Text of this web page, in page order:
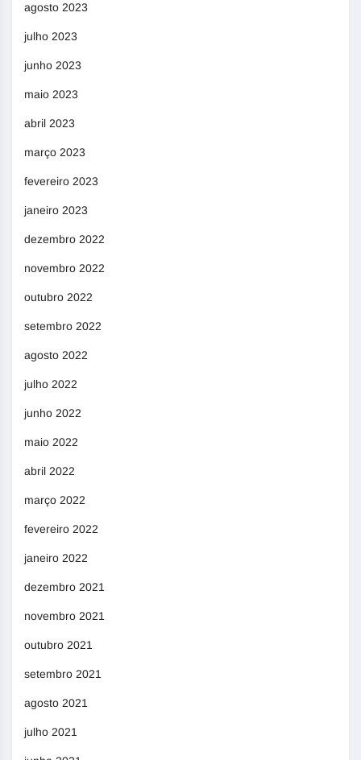
agosto 2023
julho 2023
junho 2023
maio 2023
abril 2023
março 2023
fevereiro 2023
janeiro 2023
dezembro 2022
novembro 2022
outubro 2022
setembro 2022
agosto 2022
julho 2022
junho 2022
maio 2022
abril 2022
março 2022
fevereiro 2022
janeiro 2022
dezembro 2021
novembro 2021
outubro 2021
setembro 2021
agosto 2021
julho 2021